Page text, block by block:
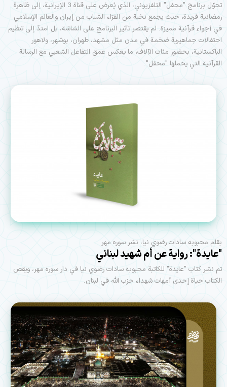
تحوّل برنامج "محفل" التلفزيوني، الذي يُعرض على قناة 3 الإيرانية، إلى ظاهرة
رمضانية فريدة، حيث يجمع نخبة من القرّاء الشباب من إيران والعالم الإسلامي
في أجواء قرآنية مميزة. لم يقتصر تأثير البرنامج على الشاشة، بل امتدّ إلى تنظيم
احتفالات جماهيرية ضخمة في مدن مثل مشهد، طهران، بوشهر، ولاهور
الباكستانية، بحضور مئات الآلاف، ما يعكس عمق التفاعل الشعبي مع الرسالة
القرآنية التي يحملها "محفل".
بقلم محبوبه سادات رضوي نيا، نشر سوره مهر
"عايدة": رواية عن أم شهيد لبناني
تم نشر كتاب "عايدة" للكاتبة محبوبه سادات رضوي نيا في دار سوره مهر، ويقص
الكتاب حياة إحدى أمهات شهداء حزب الله في لبنان.